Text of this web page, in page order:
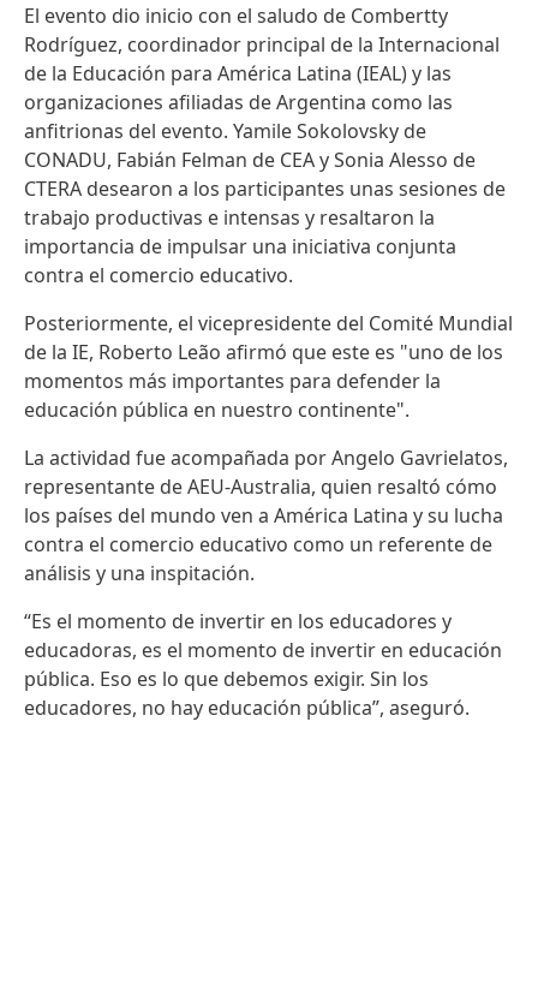
El evento dio inicio con el saludo de Combertty
Rodríguez, coordinador principal de la Internacional
de la Educación para América Latina (IEAL) y las
organizaciones afiliadas de Argentina como las
anfitrionas del evento. Yamile Sokolovsky de
CONADU, Fabián Felman de CEA y Sonia Alesso de
CTERA desearon a los participantes unas sesiones de
trabajo productivas e intensas y resaltaron la
importancia de impulsar una iniciativa conjunta
contra el comercio educativo.
Posteriormente, el vicepresidente del Comité Mundial
de la IE, Roberto Leão afirmó que este es "uno de los
momentos más importantes para defender la
educación pública en nuestro continente".
La actividad fue acompañada por Angelo Gavrielatos,
representante de AEU-Australia, quien resaltó cómo
los países del mundo ven a América Latina y su lucha
contra el comercio educativo como un referente de
análisis y una inspitación.
“Es el momento de invertir en los educadores y
educadoras, es el momento de invertir en educación
pública. Eso es lo que debemos exigir. Sin los
educadores, no hay educación pública”, aseguró.